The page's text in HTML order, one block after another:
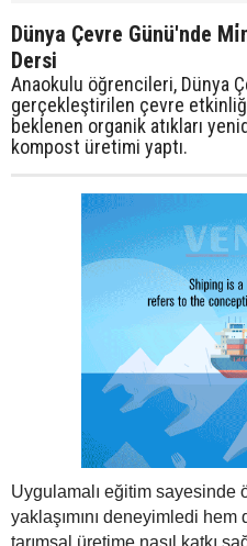
Dünya Çevre Günü'nde
Dersi
Anaokulu öğrencileri, Dünya
gerçekleştirilen çevre
beklenen organik atıkları
kompost üretimi yaptı.
Uygulamalı eğitim sayesinde
yaklaşımını deneyimledi